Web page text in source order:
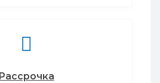
Рассрочка